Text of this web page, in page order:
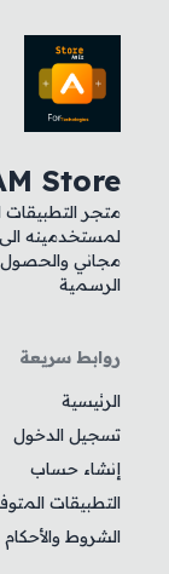
Store
متجر التطبيقات
لمستخدمينه
مجاني والحصول
الرسمية
روابط سريعة
الرئيسية
تسجيل الدخول
إنشاء حساب
التطبيقات
الشروط والأحكام